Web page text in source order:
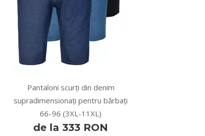
Pantaloni scurți din denim
supradimensionați pentru bărbați
66-96 (3XL-11XL)
de la 333 RON